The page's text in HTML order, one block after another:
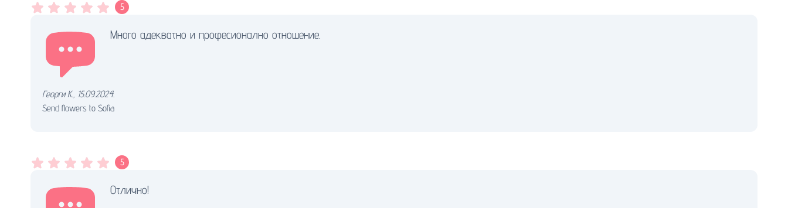
5
Много адекватно и професионално отношение.
Георги К., 15.09.2024.
Send flowers to Sofia
5
Отлично!